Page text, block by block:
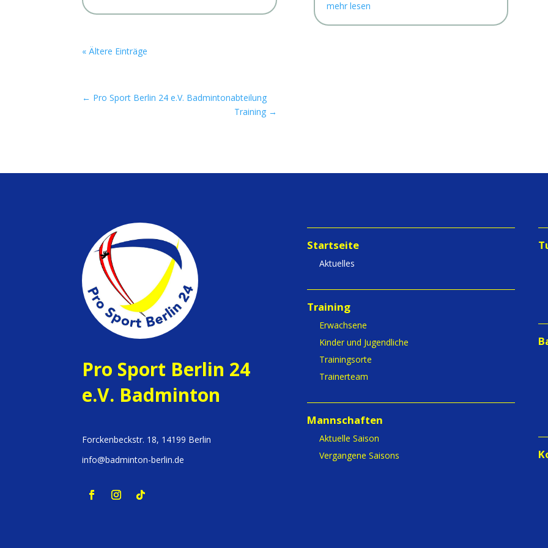
mehr lesen
« Ältere Einträge
← Pro Sport Berlin 24 e.V. Badmintonabteilung
Training →
Pro Sport Berlin 24
e.V. Badminton
Forckenbeckstr. 18, 14199 Berlin
info@badminton-berlin.de
Startseite
Aktuelles
Training
Erwachsene
Kinder und Jugendliche
Trainingsorte
Trainerteam
Mannschaften
Aktuelle Saison
Vergangene Saisons